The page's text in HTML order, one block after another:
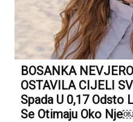
BOSANKA
OSTAVILA CIJELI
Spada U 0,17 Odsto
Se Otimaju Oko